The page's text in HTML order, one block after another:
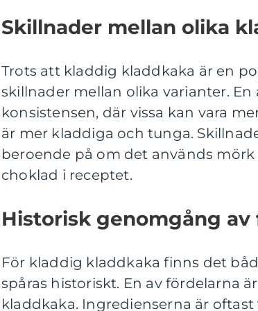
Skillnader mellan olika
Trots att kladdig kladdkaka är en
skillnader mellan olika varianter.
konsistensen, där vissa kan vara
är mer kladdiga och tunga.
beroende på om det används
choklad i receptet.
Historisk genomgång
För kladdig kladdkaka finns det
spåras historiskt. En av fördelarna
kladdkaka. Ingredienserna är